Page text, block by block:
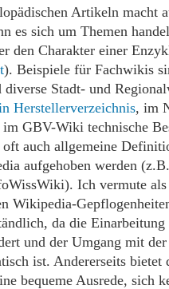
Artikeln macht
es sich um Themen
den Charakter einer
). Beispiele für Fachwikis
diverse Stadt- und
Herstellerverzeichnis, im
GBV-Wiki technische
auch allgemeine
aufgehoben werden
Ich vermute als
Wikipedia-
da die
und der Umgang mit
ist. Andererseits bietet
bequeme Ausrede, sich